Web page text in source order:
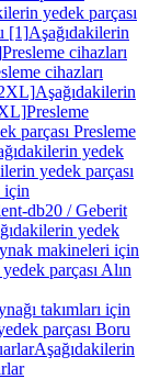
yedek parçası
[1]Aşağıdakilerin
Presleme cihazları
cihazları
Aşağıdakilerin
Presleme
parçası Presleme
yedek
yedek parçası
için
db20 / Geberit
yedek
makineleri için
parçası Alın
takımları için
parçası Boru
Aşağıdakilerin